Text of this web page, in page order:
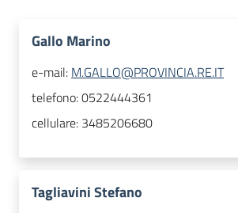
Gallo Marino
e-mail: M.GALLO@PROVINCIA.RE.IT
telefono:0522444361
cellulare: 3485206680
Tagliavini Stefano